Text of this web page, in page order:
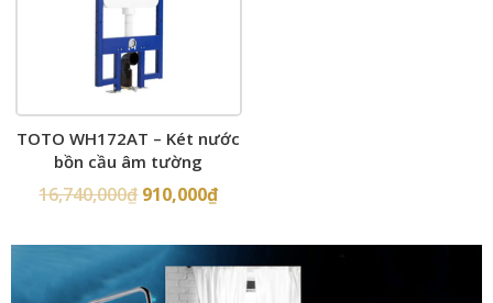
TOTO WH172AT – Két nước
bồn cầu âm tường
16,740,000₫ 910,000₫